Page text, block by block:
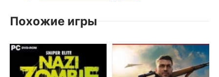
Похожие игры